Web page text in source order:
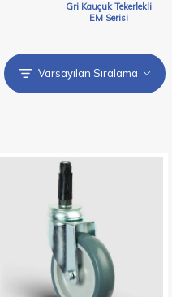
Gri Kauçuk Tekerlekli
EM Serisi